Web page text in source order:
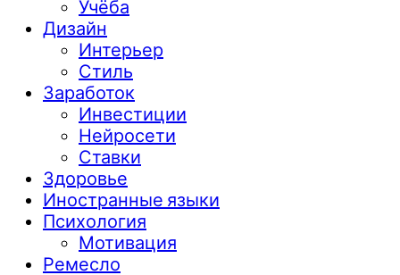
Учёба
Дизайн
Интерьер
Стиль
Заработок
Инвестиции
Нейросети
Ставки
Здоровье
Иностранные языки
Психология
Мотивация
Ремесло